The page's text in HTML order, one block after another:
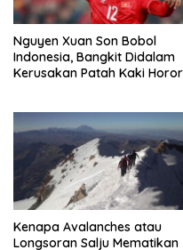
Nguyen Xuan Son Bobol
Indonesia, Bangkit Didalam
Kerusakan Patah Kaki Horor
Kenapa Avalanches atau
Longsoran Salju Mematikan